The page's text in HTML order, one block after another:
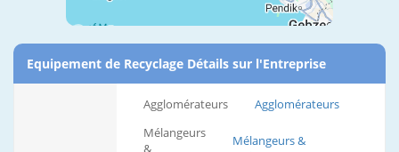
Equipement de Recyclage Détails sur l'Entreprise
Agglomérateurs
Agglomérateurs
Mélangeurs
&
Mélangeurs &